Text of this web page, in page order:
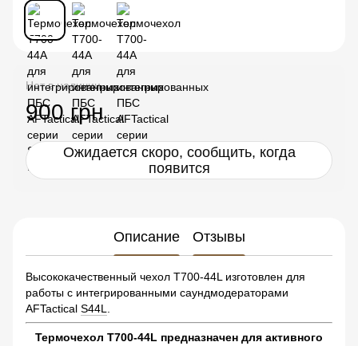
Нет в наличии
900 грн
Ожидается скоро, сообщить, когда
появится
Описание Отзывы
Высококачественный чехол Т700-44L изготовлен для
работы с интегрированными саундмодераторами
AFTactical S44L
Термочехол Т700-44L предназначен для активного